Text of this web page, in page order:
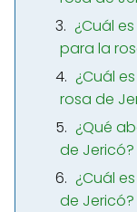
¿Cuál
para la
¿Cuál
rosa de
¿Qué
de Jericó?
¿Cuál
de Jericó?